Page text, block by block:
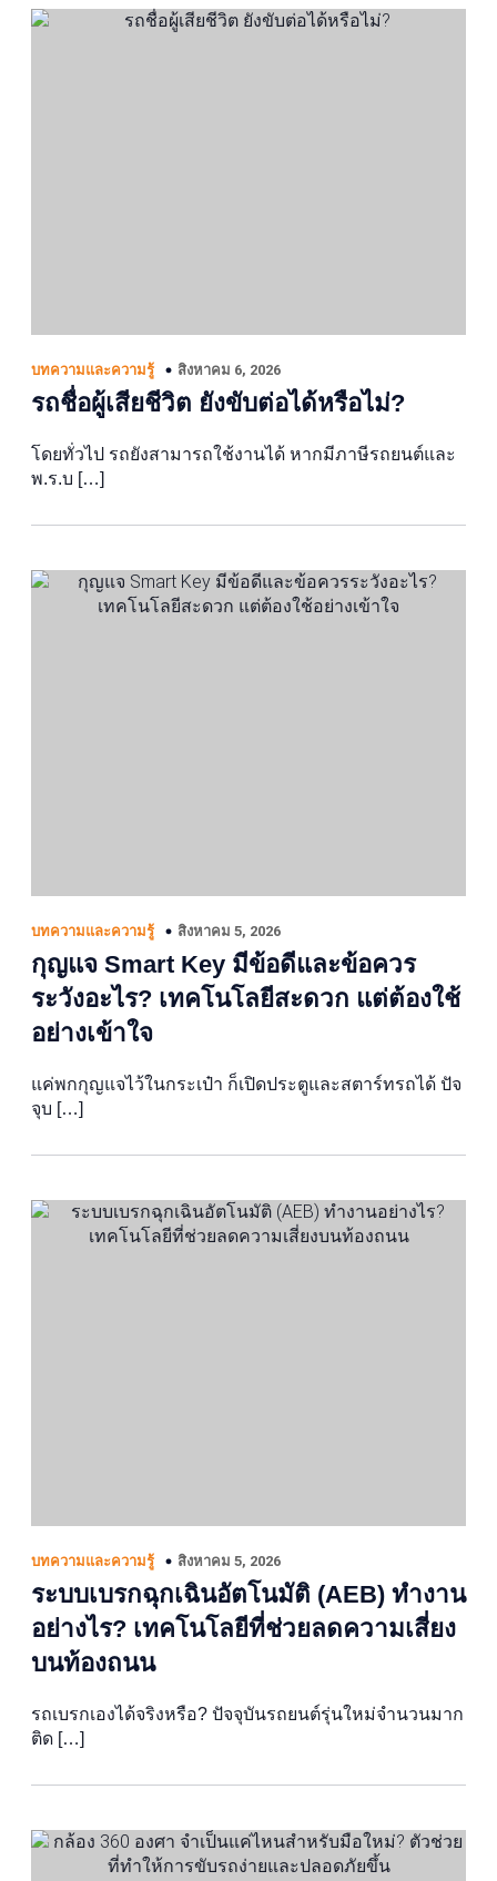
บทความและความรู้ สิงหาคม 6, 2026
รถชื่อผู้เสียชีวิต ยังขับต่อได้หรือไม่?
โดยทั่วไป รถยังสามารถใช้งานได้ หากมีภาษีรถยนต์และ
พ.ร.บ […]
บทความและความรู้ สิงหาคม 5, 2026
กุญแจ Smart Key มีข้อดีและข้อควร
ระวังอะไร? เทคโนโลยีสะดวก แต่ต้องใช้
อย่างเข้าใจ
แค่พกกุญแจไว้ในกระเป๋า ก็เปิดประตูและสตาร์ทรถได้ ปัจ
จุบ […]
บทความและความรู้ สิงหาคม 5, 2026
ระบบเบรกฉุกเฉินอัตโนมัติ (AEB) ทำงาน
อย่างไร? เทคโนโลยีที่ช่วยลดความเสี่ยง
บนท้องถนน
รถเบรกเองได้จริงหรือ? ปัจจุบันรถยนต์รุ่นใหม่จำนวนมาก
ติด […]